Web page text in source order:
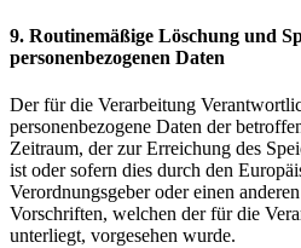
9. Routinemäßige Löschung und
personenbezogenen Daten
Der für die Verarbeitung
personenbezogene Daten der
Zeitraum, der zur Erreichung des
ist oder sofern dies durch den
Verordnungsgeber oder einen
Vorschriften, welchen der für die
unterliegt, vorgesehen wurde.